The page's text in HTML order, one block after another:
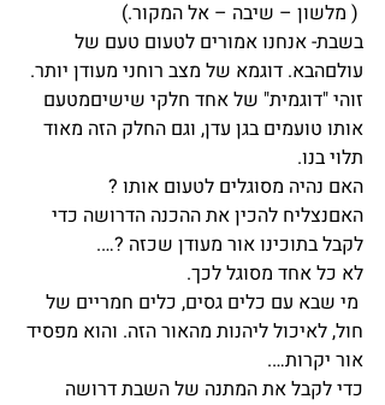
בשבת- אנחנו אמורים לטעום טעם של
עולםהבא. דוגמא של מצב רוחני מעודן יותר.
זוהי "דוגמית" של אחד חלקי שישיםמטעם
אותו טועמים בגן עדן, וגם החלק הזה מאוד
תלוי בנו.
האם נהיה מסוגלים לטעום אותו ?
האםנצליח להכין את ההכנה הדרושה כדי
לקבל בתוכינו אור מעודן שכזה ?….
לא כל אחד מסוגל לכך.
מי שבא עם כלים גסים, כלים חמריים של
חול, לאיכול ליהנות מהאור הזה. והוא מפסיד
אור יקרות….
כדי לקבל את המתנה של השבת דרושה